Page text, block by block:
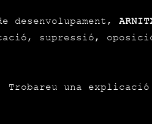
desenvolupament,
supressió,
una